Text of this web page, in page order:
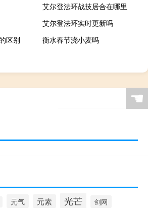
艾尔登法环战技居合在哪里
艾尔登法环实时更新吗
区别
衡水春节浇小麦吗
☚
元气 元素 光芒
剑网